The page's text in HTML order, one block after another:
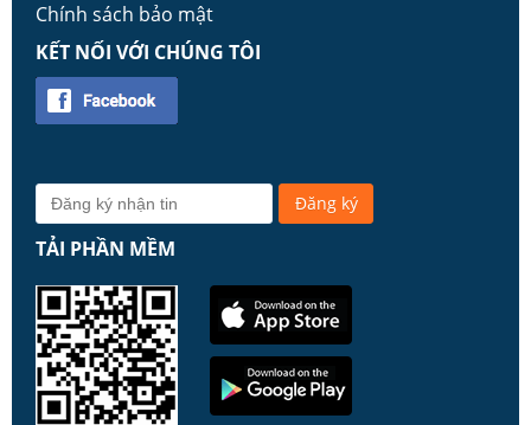
Chính sách bảo mật
KẾT NỐI VỚI CHÚNG TÔI
TẢI PHẦN MỀM